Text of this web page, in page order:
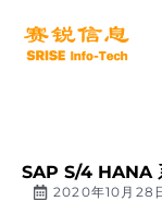
SAP S/4 HANA
2020年10月28